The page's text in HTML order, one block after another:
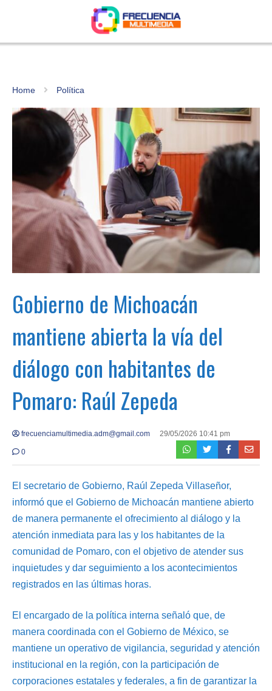
Home Política
Gobierno de Michoacán
mantiene abierta la vía del
diálogo con habitantes de
Pomaro: Raúl Zepeda
frecuenciamultimedia.adm@gmail.com 29/05/2026 10:41 pm
0
El secretario de Gobierno, Raúl Zepeda Villaseñor,
informó que el Gobierno de Michoacán mantiene abierto
de manera permanente el ofrecimiento al diálogo y la
atención inmediata para las y los habitantes de la
comunidad de Pomaro, con el objetivo de atender sus
inquietudes y dar seguimiento a los acontecimientos
registrados en las últimas horas.
El encargado de la política interna señaló que, de
manera coordinada con el Gobierno de México, se
mantiene un operativo de vigilancia, seguridad y atención
institucional en la región, con la participación de
corporaciones estatales y federales, a fin de garantizar la